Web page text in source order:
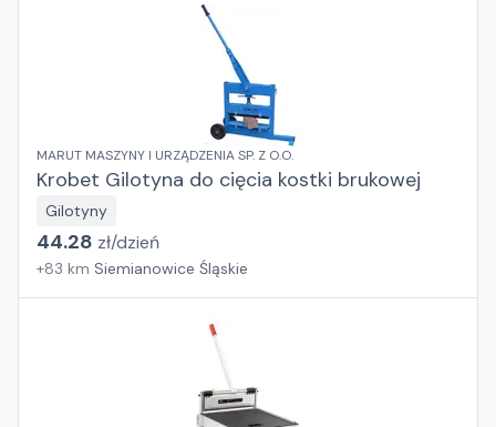
MARUT MASZYNY I URZĄDZENIA SP. Z O.O.
Krobet Gilotyna do cięcia kostki brukowej
Gilotyny
44.28 zł/dzień
+83 km Siemianowice Śląskie